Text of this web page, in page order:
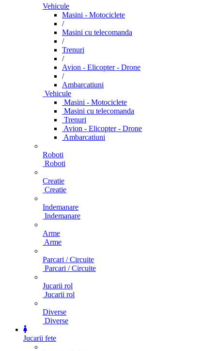
Vehicule
Masini - Motociclete
/
Masini cu telecomanda
/
Trenuri
/
Avion - Elicopter - Drone
/
Ambarcatiuni
Vehicule
Masini - Motociclete
Masini cu telecomanda
Trenuri
Avion - Elicopter - Drone
Ambarcatiuni
Roboti
Roboti
Creatie
Creatie
Indemanare
Indemanare
Arme
Arme
Parcari / Circuite
Parcari / Circuite
Jucarii rol
Jucarii rol
Diverse
Diverse
Jucarii fete